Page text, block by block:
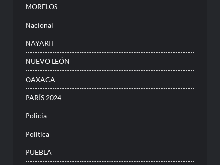
MORELOS
Nacional
NAYARIT
NUEVO LEÓN
OAXACA
PARÍS 2024
Policia
Politica
PUEBLA